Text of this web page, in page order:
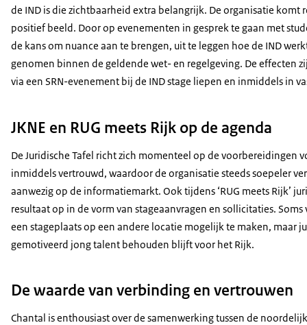
de IND is die zichtbaarheid extra belangrijk. De organisatie
positief beeld. Door op evenementen in gesprek te gaan met
de kans om nuance aan te brengen, uit te leggen hoe de IND
genomen binnen de geldende wet- en regelgeving. De effecten
via een SRN-evenement bij de IND stage liepen en inmiddels in
JKNE en RUG meets Rijk op de agenda
De Juridische Tafel richt zich momenteel op de voorbereidingen
inmiddels vertrouwd, waardoor de organisatie steeds soepeler
aanwezig op de informatiemarkt. Ook tijdens ‘RUG meets Rijk’
resultaat op in de vorm van stageaanvragen en sollicitaties.
een stageplaats op een andere locatie mogelijk te maken, maar
gemotiveerd jong talent behouden blijft voor het Rijk.
De waarde van verbinding en vertrouwen
Chantal is enthousiast over de samenwerking tussen de